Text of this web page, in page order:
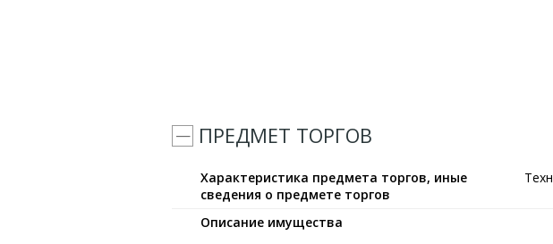
ПРЕДМЕТ ТОРГОВ
Характеристика предмета торгов, иные
сведения о предмете торгов
Описание имущества